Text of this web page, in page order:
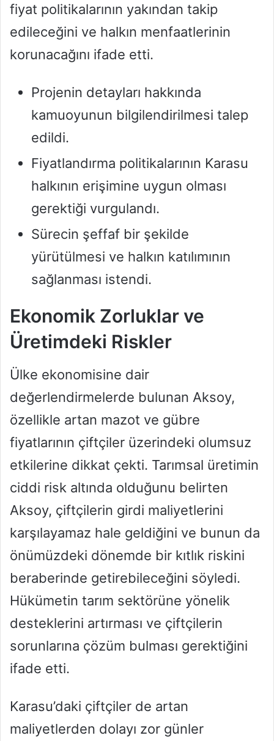
fiyat politikalarının yakından takip
edileceğini ve halkın menfaatlerinin
korunacağını ifade etti.
Projenin detayları hakkında
kamuoyunun bilgilendirilmesi talep
edildi.
Fiyatlandırma politikalarının Karasu
halkının erişimine uygun olması
gerektiği vurgulandı.
Sürecin şeffaf bir şekilde
yürütülmesi ve halkın katılımının
sağlanması istendi.
Ekonomik Zorluklar ve
Üretimdeki Riskler
Ülke ekonomisine dair
değerlendirmelerde bulunan Aksoy,
özellikle artan mazot ve gübre
fiyatlarının çiftçiler üzerindeki olumsuz
etkilerine dikkat çekti. Tarımsal üretimin
ciddi risk altında olduğunu belirten
Aksoy, çiftçilerin girdi maliyetlerini
karşılayamaz hale geldiğini ve bunun da
önümüzdeki dönemde bir kıtlık riskini
beraberinde getirebileceğini söyledi.
Hükümetin tarım sektörüne yönelik
desteklerini artırması ve çiftçilerin
sorunlarına çözüm bulması gerektiğini
ifade etti.
Karasu’daki çiftçiler de artan
maliyetlerden dolayı zor günler